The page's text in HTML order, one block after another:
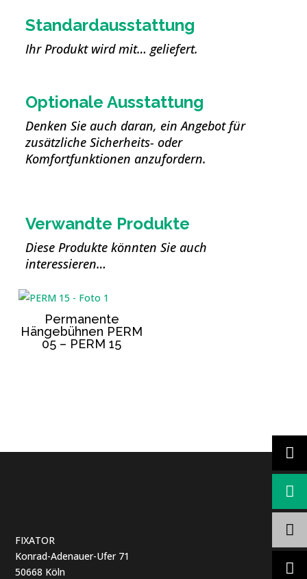
Standardausstattung
Ihr Produkt wird mit… geliefert.
Optionale Ausstattung
Denken Sie auch daran, ein Angebot für
zusätzliche Sicherheits- oder
Komfortfunktionen anzufordern.
Verwandte Produkte
Diese Produkte könnten Sie auch
interessieren…
Permanente
Hängebühnen PERM
05 – PERM 15
FIXATOR
Konrad-Adenauer-Ufer 71
50668 Köln